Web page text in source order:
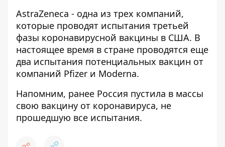
AstraZeneca - одна из трех компаний,
которые проводят испытания третьей
фазы коронавирусной вакцины в США. В
настоящее время в стране проводятся еще
два испытания потенциальных вакцин от
компаний Pfizer и Moderna.
Напомним, ранее Россия пустила в массы
свою вакцину от коронавируса, не
прошедшую все испытания.